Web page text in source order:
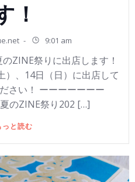
！
- 9:01 am
ZINE祭りに出店します！
、14日（日）に出店して
さい！ ーーーーーーー
のZINE祭り202 […]
っと読む